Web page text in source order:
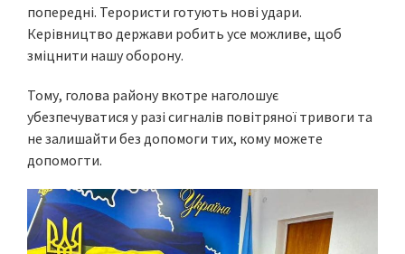
попередні. Терористи готують нові удари.
Керівництво держави робить усе можливе, щоб
зміцнити нашу оборону.
Тому, голова району вкотре наголошує
убезпечуватися у разі сигналів повітряної тривоги та
не залишайти без допомоги тих, кому можете
допомогти.